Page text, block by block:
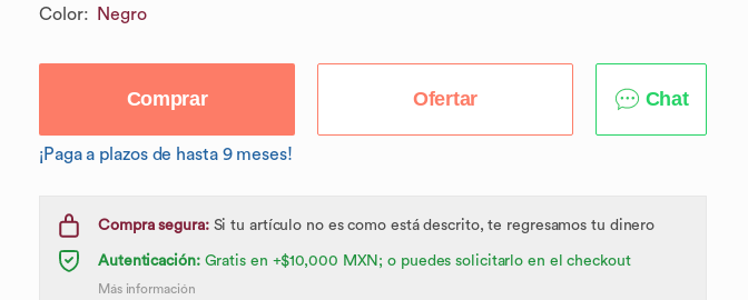
Color: Negro
Comprar Ofertar Chat
¡Paga a plazos de hasta 9 meses!
Compra segura:Si tu artículo no es como está descrito, te regresamos tu dinero
Autenticación:Gratis en +$10,000 MXN; o puedes solicitarlo en el checkout
Más información